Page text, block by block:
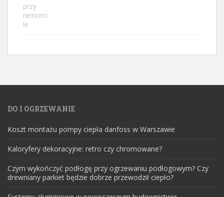
DO I OGRZEWANIE
Koszt montażu pompy ciepła danfoss w Warszawie
Kaloryfery dekoracyjne: retro czy chromowane?
Czym wykończyć podłogę przy ogrzewaniu podłogowym? Czy
drewniany parkiet będzie dobrze przewodził ciepło?